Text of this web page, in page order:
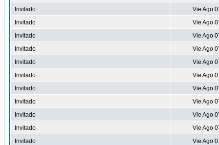
Invitado
Vie Ago
Invitado
Vie Ago
Invitado
Vie Ago
Invitado
Vie Ago
Invitado
Vie Ago
Invitado
Vie Ago
Invitado
Vie Ago
Invitado
Vie Ago
Invitado
Vie Ago
Invitado
Vie Ago
Invitado
Vie Ago